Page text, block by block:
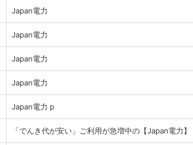
Japan電力
Japan電力
Japan電力
Japan電力
Japan電力 p
「でんき代が安い」ご利用が急増中の【Japan電力】